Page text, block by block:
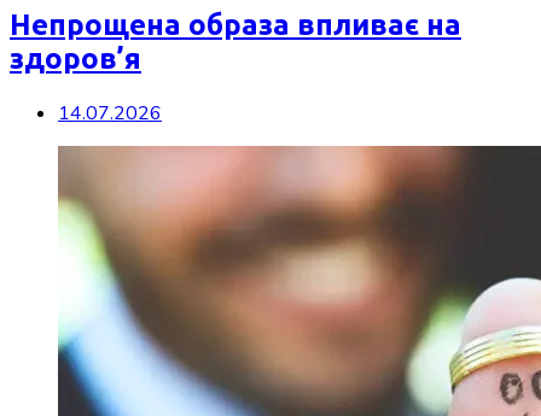
Непрощена образа впливає на
здоров’я
14.07.2026